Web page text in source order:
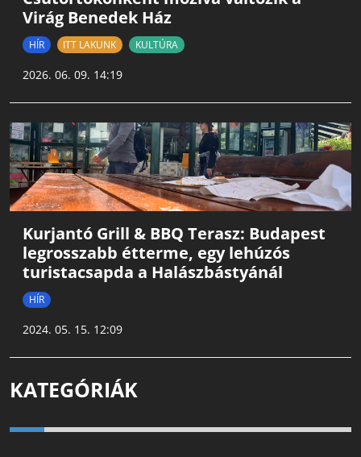
Virág Benedek Ház
HÍR ITT LAKUNK KULTÚRA
2026. 06. 09. 14:19
Kurjantó Grill & BBQ Terasz: Budapest
legrosszabb étterme, egy lehúzós
turistacsapda a Halászbástyánál
HÍR
2024. 05. 15. 12:09
KATEGÓRIÁK